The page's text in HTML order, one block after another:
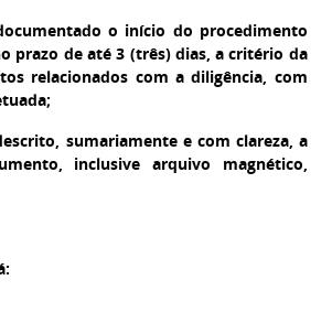
o início do procedimento
prazo de até 3 (três) dias, a critério da
relacionados com a diligência, com
sumariamente e com clareza, a
inclusive arquivo magnético,